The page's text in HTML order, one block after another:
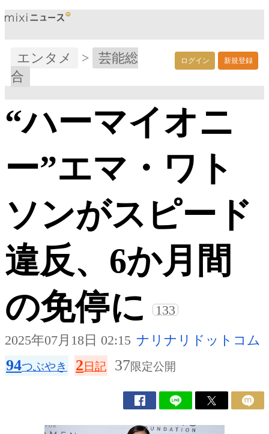
ログイン 新規登録
エンタメ >
芸能総
合
“ハーマイオニ
ー”エマ・ワト
ソンがスピード
違反、6か月間
の免停に
133
2025年07月18日 02:15 ナリナリドットコム
94つぶやき 2日記 37限定公開